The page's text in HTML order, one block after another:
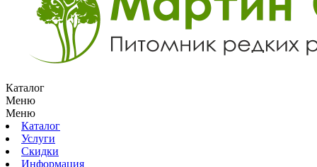
Каталог
Меню
Меню
Каталог
Услуги
Скидки
Информация